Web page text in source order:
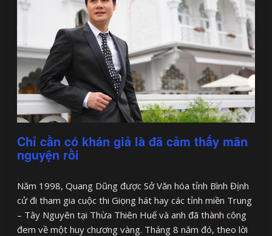
Chỉ cần có khán giả là đã cảm thấy mãn
nguyện rồi
Năm 1998, Quang Dũng được Sở Văn hóa tỉnh Bình Định
cử đi tham gia cuộc thi Giọng hát hay các tỉnh miền Trung
– Tây Nguyên tại Thừa Thiên Huế và anh đã thành công
đem về một huy chương vàng. Tháng 8 năm đó, theo lời